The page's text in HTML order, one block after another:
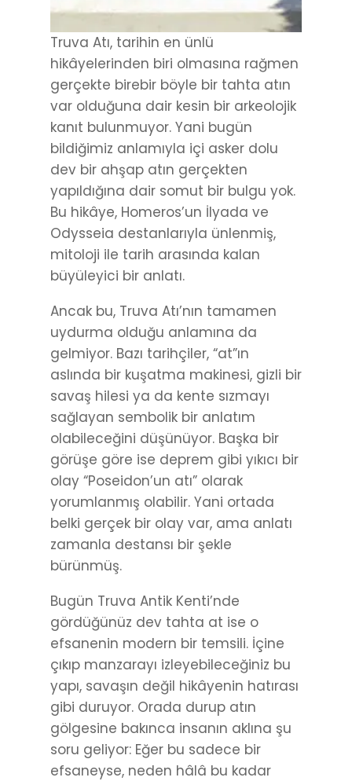
Truva Atı, tarihin en ünlü
hikâyelerinden biri olmasına rağmen
gerçekte birebir böyle bir tahta atın
var olduğuna dair kesin bir arkeolojik
kanıt bulunmuyor. Yani bugün
bildiğimiz anlamıyla içi asker dolu
dev bir ahşap atın gerçekten
yapıldığına dair somut bir bulgu yok.
Bu hikâye, Homeros’un İlyada ve
Odysseia destanlarıyla ünlenmiş,
mitoloji ile tarih arasında kalan
büyüleyici bir anlatı.
Ancak bu, Truva Atı’nın tamamen
uydurma olduğu anlamına da
gelmiyor. Bazı tarihçiler, “at”ın
aslında bir kuşatma makinesi, gizli bir
savaş hilesi ya da kente sızmayı
sağlayan sembolik bir anlatım
olabileceğini düşünüyor. Başka bir
görüşe göre ise deprem gibi yıkıcı bir
olay “Poseidon’un atı” olarak
yorumlanmış olabilir. Yani ortada
belki gerçek bir olay var, ama anlatı
zamanla destansı bir şekle
bürünmüş.
Bugün Truva Antik Kenti’nde
gördüğünüz dev tahta at ise o
efsanenin modern bir temsili. İçine
çıkıp manzarayı izleyebileceğiniz bu
yapı, savaşın değil hikâyenin hatırası
gibi duruyor. Orada durup atın
gölgesine bakınca insanın aklına şu
soru geliyor: Eğer bu sadece bir
efsaneyse, neden hâlâ bu kadar